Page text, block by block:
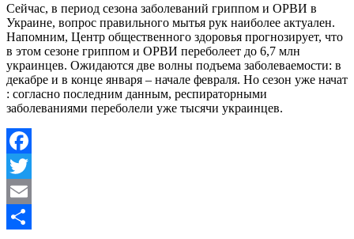
Сейчас, в период сезона заболеваний гриппом и ОРВИ в
Украине, вопрос правильного мытья рук наиболее актуален.
Напомним, Центр общественного здоровья прогнозирует, что
в этом сезоне гриппом и ОРВИ переболеет до 6,7 млн
украинцев. Ожидаются две волны подъема заболеваемости: в
декабре и в конце января – начале февраля. Но сезон уже начат
: согласно последним данным, респираторными
заболеваниями переболели уже тысячи украинцев.
Facebook
Twitter
Email